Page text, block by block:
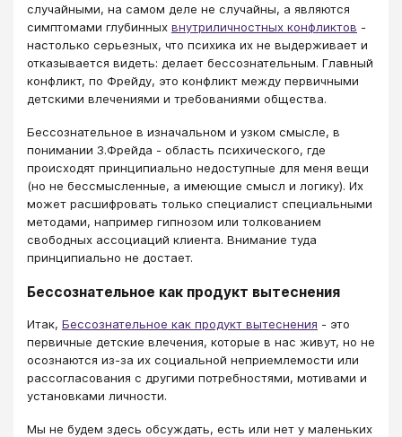
случайными, на самом деле не случайны, а являются
симптомами глубинных внутриличностных конфликтов -
настолько серьезных, что психика их не выдерживает и
отказывается видеть: делает бессознательным. Главный
конфликт, по Фрейду, это конфликт между первичными
детскими влечениями и требованиями общества.
Бессознательное в изначальном и узком смысле, в
понимании З.Фрейда - область психического, где
происходят принципиально недоступные для меня вещи
(но не бессмысленные, а имеющие смысл и логику). Их
может расшифровать только специалист специальными
методами, например гипнозом или толкованием
свободных ассоциаций клиента. Внимание туда
принципиально не достает.
Бессознательное как продукт вытеснения
Итак, Бессознательное как продукт вытеснения - это
первичные детские влечения, которые в нас живут, но не
осознаются из-за их социальной неприемлемости или
рассогласования с другими потребностями, мотивами и
установками личности.
Мы не будем здесь обсуждать, есть или нет у маленьких